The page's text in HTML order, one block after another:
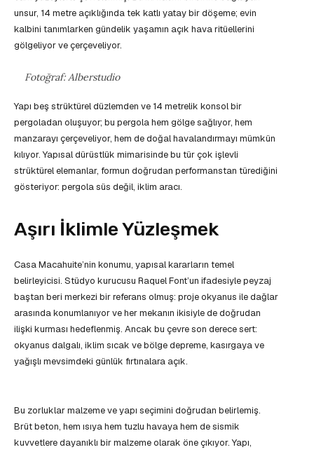
unsur, 14 metre açıklığında tek katlı yatay bir döşeme; evin
kalbini tanımlarken gündelik yaşamın açık hava ritüellerini
gölgeliyor ve çerçeveliyor.
Fotoğraf: Alberstudio
Yapı beş strüktürel düzlemden ve 14 metrelik konsol bir
pergoladan oluşuyor; bu pergola hem gölge sağlıyor, hem
manzarayı çerçeveliyor, hem de doğal havalandırmayı mümkün
kılıyor. Yapısal dürüstlük mimarisinde bu tür çok işlevli
strüktürel elemanlar, formun doğrudan performanstan türediğini
gösteriyor: pergola süs değil, iklim aracı.
Aşırı İklimle Yüzleşmek
Casa Macahuite’nin konumu, yapısal kararların temel
belirleyicisi. Stüdyo kurucusu Raquel Font’un ifadesiyle peyzaj
baştan beri merkezi bir referans olmuş: proje okyanus ile dağlar
arasında konumlanıyor ve her mekanın ikisiyle de doğrudan
ilişki kurması hedeflenmiş. Ancak bu çevre son derece sert:
okyanus dalgalı, iklim sıcak ve bölge depreme, kasırgaya ve
yağışlı mevsimdeki günlük fırtınalara açık.
Bu zorluklar malzeme ve yapı seçimini doğrudan belirlemiş.
Brüt beton, hem ısıya hem tuzlu havaya hem de sismik
kuvvetlere dayanıklı bir malzeme olarak öne çıkıyor. Yapı,